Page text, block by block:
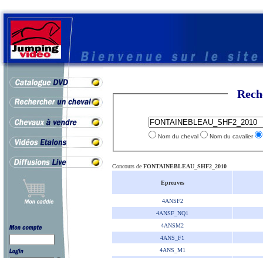
Nom du cheval Nom du cavalier
Concours de FONTAINEBLEAU_SHF2_2010
Epreuves
4ANSF2
4ANSF_NQ1
4ANSM2
4ANS_F1
4ANS_M1